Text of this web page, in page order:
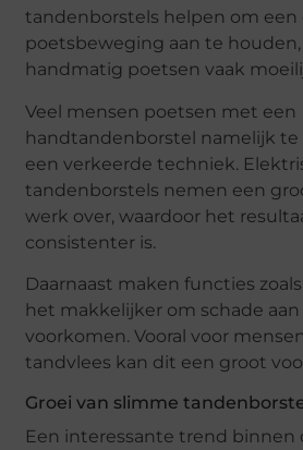
tandenborstels helpen om een
poetsbeweging aan te
handmatig poetsen vaak
Veel mensen poetsen met een
handtandenborstel namelijk
een verkeerde techniek.
tandenborstels nemen een
werk over, waardoor het
consistenter is.
Daarnaast maken functies
het makkelijker om schade
voorkomen. Vooral voor
tandvlees kan dit een groot
Groei van slimme
Een interessante trend binnen